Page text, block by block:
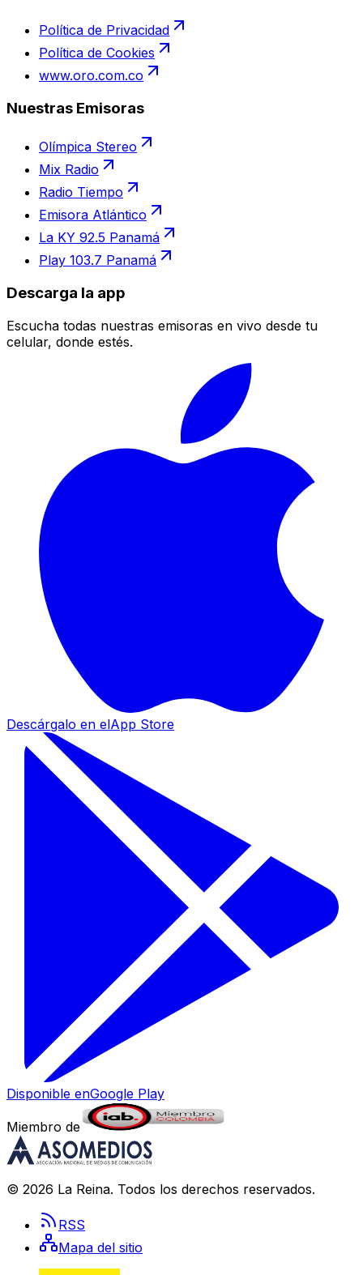
Política de Privacidad
Política de Cookies
www.oro.com.co
Nuestras Emisoras
Olímpica Stereo
Mix Radio
Radio Tiempo
Emisora Atlántico
La KY 92.5 Panamá
Play 103.7 Panamá
Descarga la app
Escucha todas nuestras emisoras en vivo desde tu
celular, donde estés.
Descárgalo en elApp Store
Disponible enGoogle Play
Miembro de
© 2026 La Reina. Todos los derechos reservados.
RSS
Mapa del sitio